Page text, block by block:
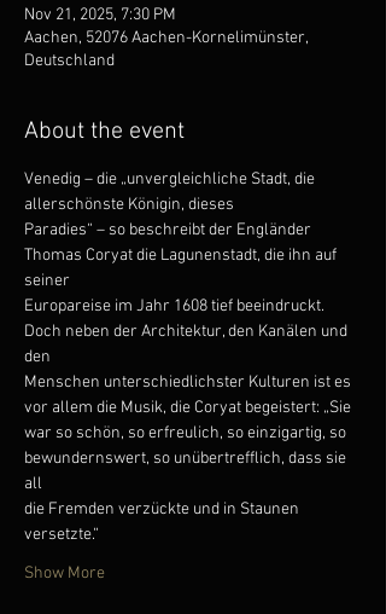
Nov 21, 2025, 7:30 PM
Aachen, 52076 Aachen-Kornelimünster,
Deutschland
About the event
Venedig – die „unvergleichliche Stadt, die
allerschönste Königin, dieses
Paradies“ – so beschreibt der Engländer
Thomas Coryat die Lagunenstadt, die ihn auf
seiner
Europareise im Jahr 1608 tief beeindruckt.
Doch neben der Architektur, den Kanälen und
den
Menschen unterschiedlichster Kulturen ist es
vor allem die Musik, die Coryat begeistert: „Sie
war so schön, so erfreulich, so einzigartig, so
bewundernswert, so unübertrefflich, dass sie
all
die Fremden verzückte und in Staunen
versetzte.“
Show More